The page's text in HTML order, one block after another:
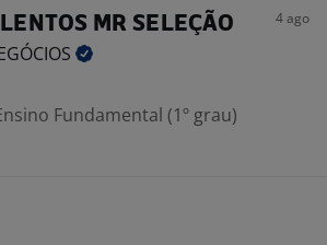
MR SELEÇÃO 4 ago
Fundamental (1º grau)